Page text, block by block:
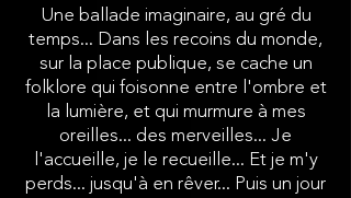
Une ballade imaginaire, au gré du
temps... Dans les recoins du monde,
sur la place publique, se cache un
folklore qui foisonne entre l'ombre et
la lumière, et qui murmure à mes
oreilles... des merveilles... Je
l'accueille, je le recueille... Et je m'y
perds... jusqu'à en rêver... Puis un jour